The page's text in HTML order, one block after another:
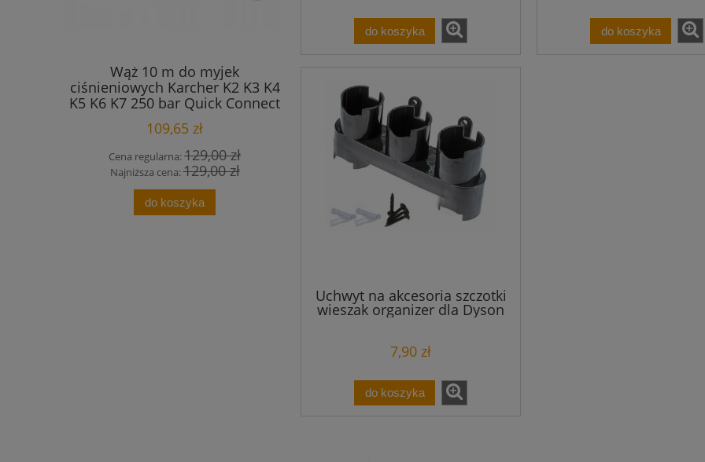
Wąż 10 m do myjek
ciśnieniowych Karcher K2 K3 K4
K5 K6 K7 250 bar Quick Connect
M22 Click
109,65 zł
Cena regularna:129,00 zł
Najniższa cena:129,00 zł
do koszyka
DN6 400 bar 155°C TR22 Easy
Lock Force Przedłużka
399,20 zł
Cena regularna: 499,00 zł
Najniższa cena: 499,00 zł
do koszyka
do koszyka do koszyka
Uchwyt na akcesoria szczotki
wieszak organizer dla Dyson
V7 V8 V10 V11 V15
7,90 zł
do koszyka